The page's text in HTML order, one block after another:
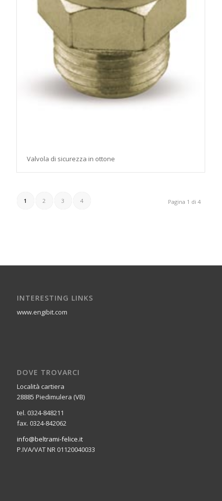
Valvola di sicurezza in ottone
Pagina 1 di 4
1 2 3 4
INTERESTING LINKS
www.engibit.com
DOVE TROVARCI
Località cartiera
28885 Piedimulera (VB)
tel. 0324-848211
fax. 0324-842062
info@beltrami-felice.it
P.IVA/VAT NR 01120040033